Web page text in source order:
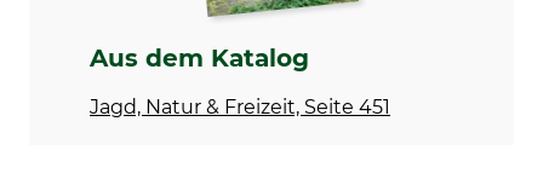
Aus dem Katalog
Jagd, Natur & Freizeit, Seite 451